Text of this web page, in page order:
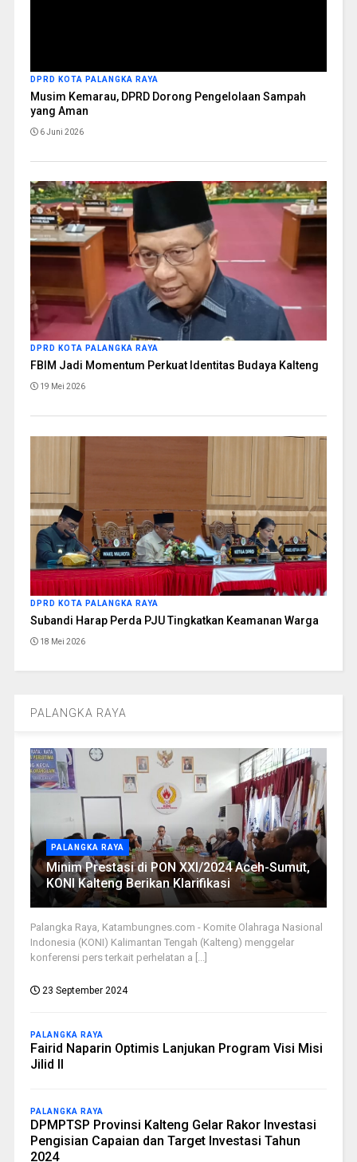
DPRD KOTA PALANGKA RAYA
Musim Kemarau, DPRD Dorong Pengelolaan Sampah
yang Aman
6 Juni 2026
DPRD KOTA PALANGKA RAYA
FBIM Jadi Momentum Perkuat Identitas Budaya Kalteng
19 Mei 2026
DPRD KOTA PALANGKA RAYA
Subandi Harap Perda PJU Tingkatkan Keamanan Warga
18 Mei 2026
PALANGKA RAYA
PALANGKA RAYA
Minim Prestasi di PON XXI/2024 Aceh-Sumut,
KONI Kalteng Berikan Klarifikasi
Palangka Raya, Katambungnes.com - Komite Olahraga Nasional
Indonesia (KONI) Kalimantan Tengah (Kalteng) menggelar
konferensi pers terkait perhelatan a [...]
23 September 2024
PALANGKA RAYA
Fairid Naparin Optimis Lanjukan Program Visi Misi
Jilid II
PALANGKA RAYA
DPMPTSP Provinsi Kalteng Gelar Rakor Investasi
Pengisian Capaian dan Target Investasi Tahun
2024